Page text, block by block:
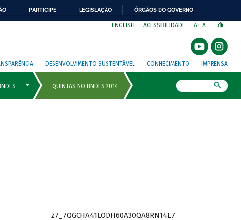
PARTICIPE LEGISLAÇÃO ÓRGÃOS DO GOVERNO
ENGLISH ACESSIBILIDADE A+ A-
DESENVOLVIMENTO SUSTENTÁVEL CONHECIMENTO IMPRENSA
Z7_7QGCHA41LODH60A3OQA8RN14L7